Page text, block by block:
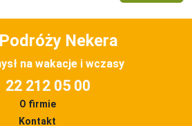
Nekera
na wakacje i wczasy
22 212 05 00
O firmie
Kontakt